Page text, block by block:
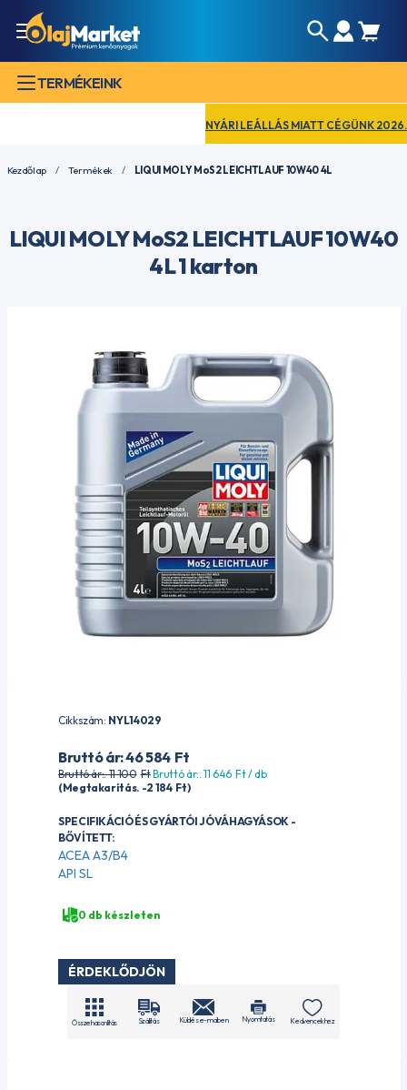
TERMÉKEINK
NYÁRI LEÁLLÁS MIATT CÉGÜNK 2026.
Kezdőlap Termékek LIQUI MOLY MoS2 LEICHTLAUF 10W40 4L
LIQUI MOLY MoS2 LEICHTLAUF 10W40
4L 1 karton
Cikkszám: NYL14029
Bruttó ár: 46 584 Ft
Bruttó ár:. 11 100 FtBruttó ár:. 11 646 Ft/ db
(Megtakarítás. -2 184 Ft)
SPECIFIKÁCIÓ ÉS GYÁRTÓI JÓVÁHAGYÁSOK -
BŐVÍTETT:
ACEA A3/B4
API SL
0 db készleten
ÉRDEKLŐDJÖN
Összehasonlítás Szállítás Küldés e-mailben Nyomtatás Kedvencekhez